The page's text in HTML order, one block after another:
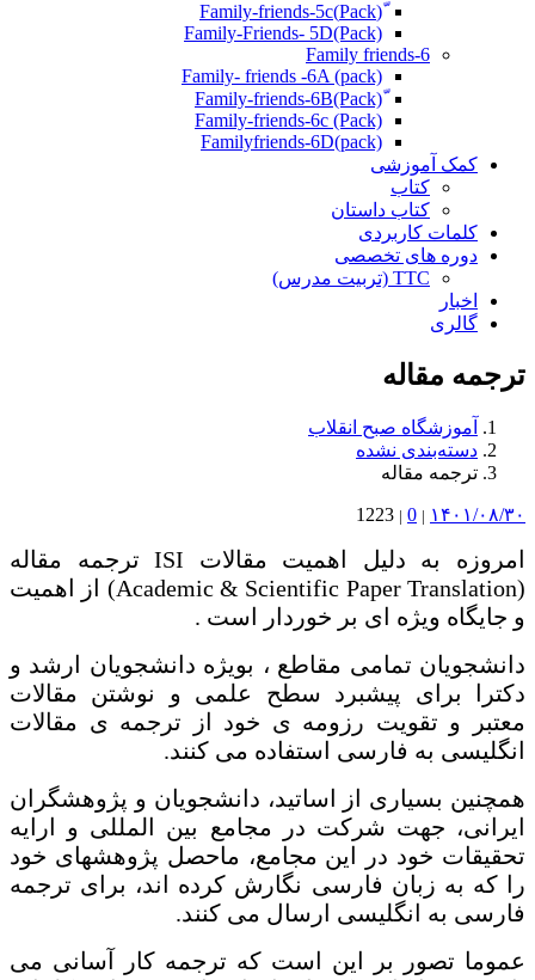
ّ(Pack)Family-friends-5c
Family-Friends- 5D(Pack)
Family friends-6
Family- friends -6A (pack)
Family-friends-6c (Pack)
Familyfriends-6D(pack)
کمک آموزشی
کتاب
کتاب داستان
کلمات کاربردی
دوره های تخصصی
TTC (تربیت مدرس)
اخبار
گالری
ترجمه مقاله
آموزشگاه صبح انقلاب
دسته‌بندی نشده
ترجمه مقاله
۱۴۰۱/۰۸/۳۰ |
0
|
1223
امروزه به دلیل اهمیت مقالات ISI ترجمه مقاله
(Academic & Scientific Paper Translation) از اهمیت
و جایگاه ویژه ای بر خوردار است .
دانشجویان تمامی مقاطع ، بویژه دانشجویان ارشد و
دکترا برای پیشبرد سطح علمی و نوشتن مقالات
معتبر و تقویت رزومه ی خود از ترجمه ی مقالات
انگلیسی به فارسی استفاده می کنند.
همچنین بسیاری از اساتید، دانشجویان و پژوهشگران
ایرانی، جهت شرکت در مجامع بین المللی و ارایه
تحقیقات خود در این مجامع، ماحصل پژوهشهای خود
را که به زبان فارسی نگارش کرده اند، برای ترجمه
فارسی به انگلیسی ارسال می کنند.
عموما تصور بر این است که ترجمه کار آسانی می